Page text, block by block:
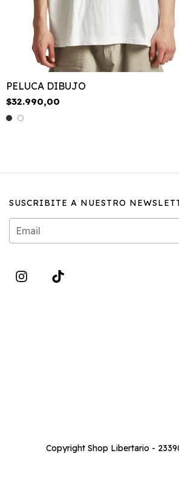
PELUCA DIBUJO
$32.990,00
SUSCRIBITE A NUESTRO
Copyright Shop Libertario -